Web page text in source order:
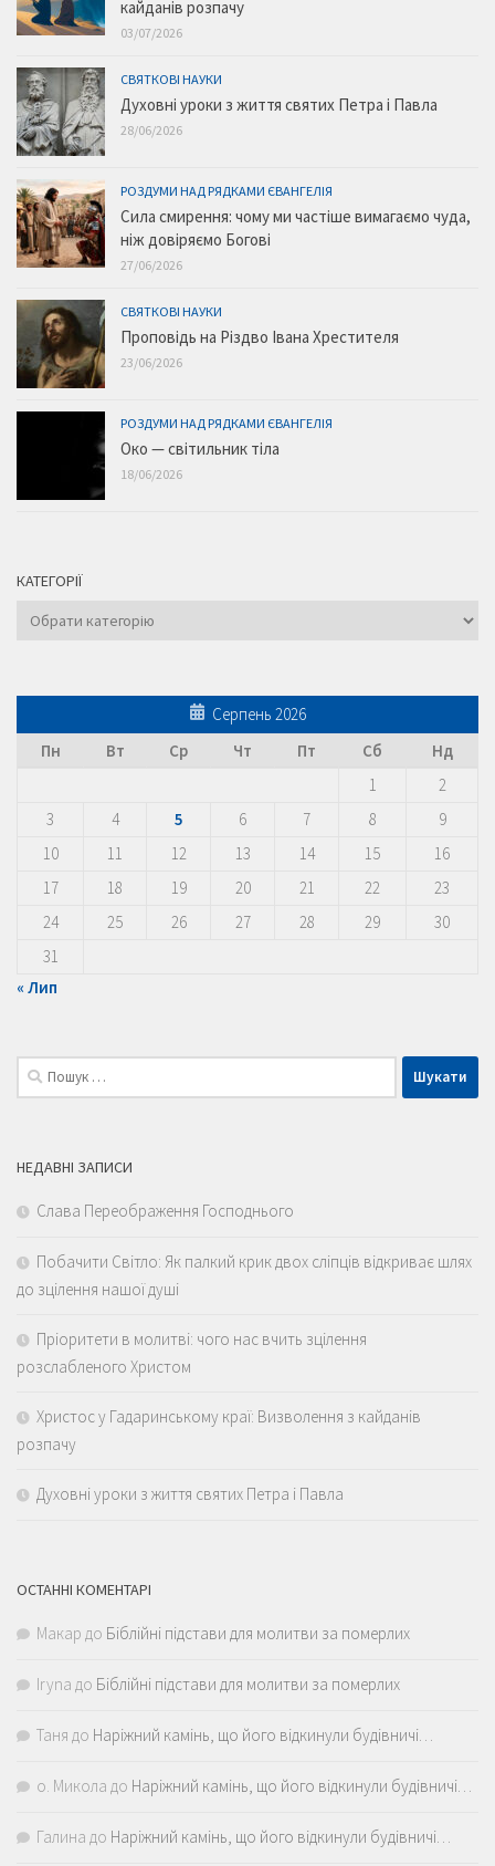
кайданів розпачу
03/07/2026
СВЯТКОВІ НАУКИ
Духовні уроки з життя святих Петра і Павла
28/06/2026
РОЗДУМИ НАД РЯДКАМИ ЄВАНГЕЛІЯ
Сила смирення: чому ми частіше вимагаємо чуда,
ніж довіряємо Богові
27/06/2026
СВЯТКОВІ НАУКИ
Проповідь на Різдво Івана Хрестителя
23/06/2026
РОЗДУМИ НАД РЯДКАМИ ЄВАНГЕЛІЯ
Око — світильник тіла
18/06/2026
КАТЕГОРІЇ
Категорії
Серпень 2026
Пн
Вт Ср Чт Пт Сб
Нд
1
2
3
4 5 6 7 8
9
10
11 12 13 14 15
16
17
18 19 20 21 22
23
24
25 26 27 28 29
30
31
« Лип
Пошук:
НЕДАВНІ ЗАПИСИ
Слава Переображення Господнього
Побачити Світло: Як палкий крик двох сліпців відкриває шлях
до зцілення нашої душі
Пріоритети в молитві: чого нас вчить зцілення
розслабленого Христом
Христос у Гадаринському краї: Визволення з кайданів
розпачу
Духовні уроки з життя святих Петра і Павла
ОСТАННІ КОМЕНТАРІ
Макар до Біблійні підстави для молитви за померлих
Iryna до Біблійні підстави для молитви за померлих
Таня до Наріжний камінь, що його відкинули будівничі…
о. Микола до Наріжний камінь, що його відкинули будівничі…
Галина до Наріжний камінь, що його відкинули будівничі…